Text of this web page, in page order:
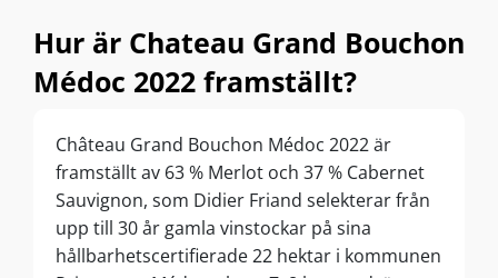
Hur är Chateau Grand Bouchon
Médoc 2022 framställt?
Château Grand Bouchon Médoc 2022 är
framställt av 63 % Merlot och 37 % Cabernet
Sauvignon, som Didier Friand selekterar från
upp till 30 år gamla vinstockar på sina
hållbarhetscertifierade 22 hektar i kommunen